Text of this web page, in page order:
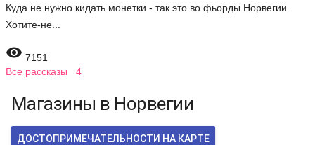
Куда не нужно кидать монетки - так это во фьорды Норвегии.
Хотите-не...
 7151
Все рассказы 4
Магазины в Норвегии
ДОСТОПРИМЕЧАТЕЛЬНОСТИ НА КАРТЕ